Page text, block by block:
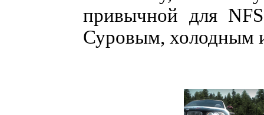
привычной для
Суровым, холодным